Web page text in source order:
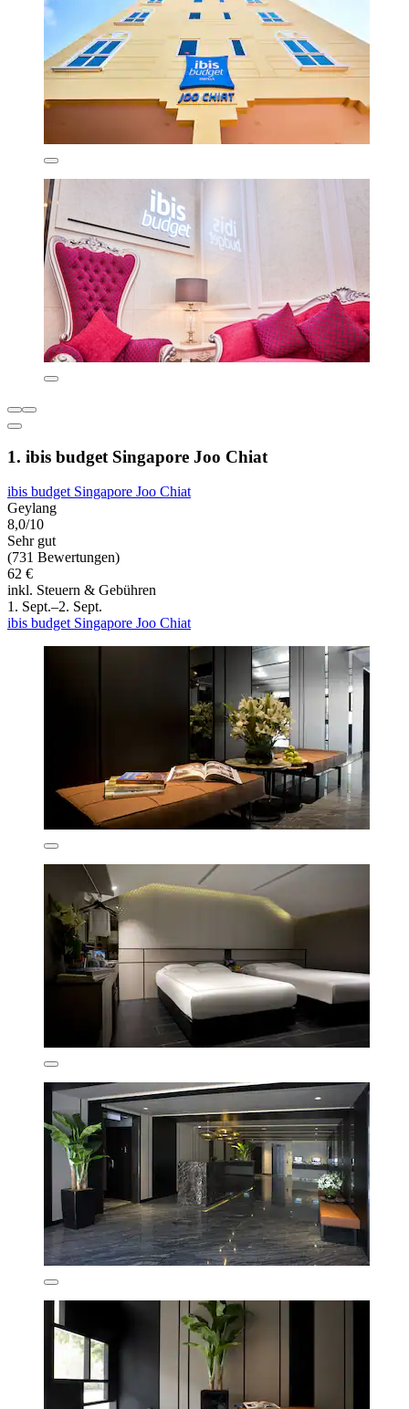
1. ibis budget Singapore Joo Chiat
ibis budget Singapore Joo Chiat
Geylang
8,0/10
Sehr gut
(731 Bewertungen)
62 €
inkl. Steuern & Gebühren
1. Sept.–2. Sept.
ibis budget Singapore Joo Chiat